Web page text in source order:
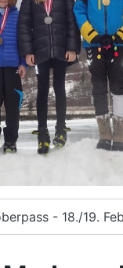
- 18./19.